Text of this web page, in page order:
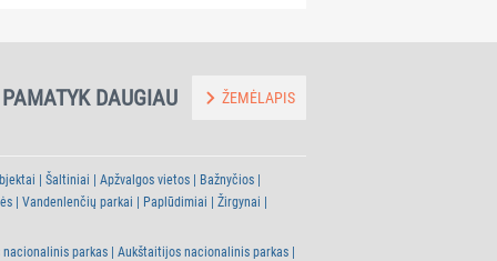
PAMATYK DAUGIAU ŽEMĖLAPIS
Šaltiniai Apžvalgos vietos
Bažnyčios
Vandenlenčių parkai Paplūdimiai
Žirgynai
nacionalinis parkas
Aukštaitijos nacionalinis parkas